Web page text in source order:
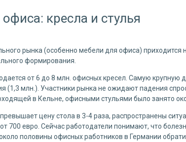
кресла и стулья
рынка (особенно мебели для офиса)
формирования.
от 6 до 8 млн. офисных кресел. Самую крупную
(1,3 млн.). Участники рынка не ожидают падения
в Кельне, офисными стульями было занято
цену стола в 3-4 раза, распространены
700 евро. Сейчас работодатели понимают, что
половины офисных работников в Германии